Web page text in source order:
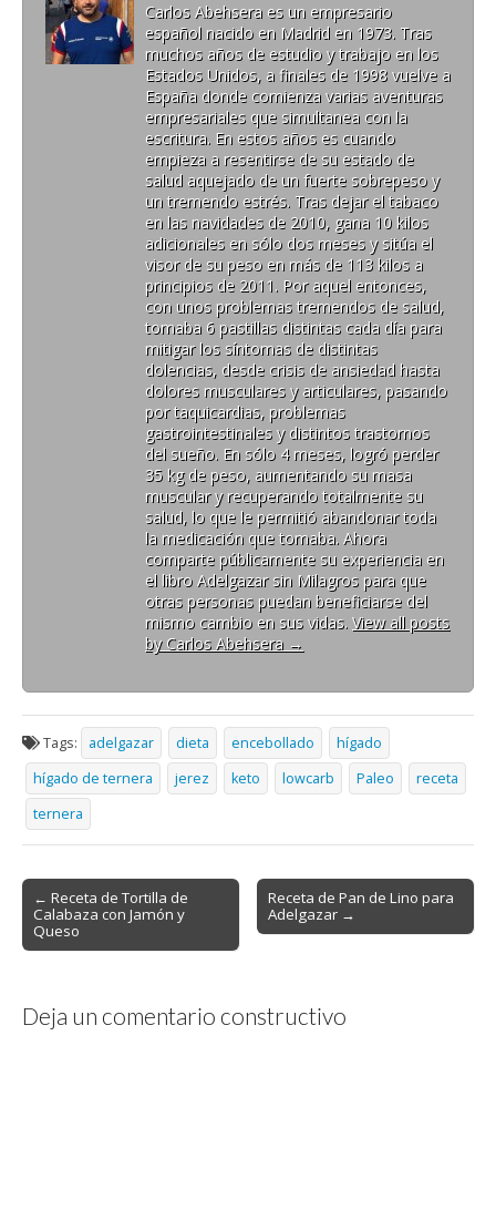
Carlos Abehsera es un empresario
español nacido en Madrid en 1973. Tras
muchos años de estudio y trabajo en los
Estados Unidos, a finales de 1998 vuelve a
España donde comienza varias aventuras
empresariales que simultanea con la
escritura. En estos años es cuando
empieza a resentirse de su estado de
salud aquejado de un fuerte sobrepeso y
un tremendo estrés. Tras dejar el tabaco
en las navidades de 2010, gana 10 kilos
adicionales en sólo dos meses y sitúa el
visor de su peso en más de 113 kilos a
principios de 2011. Por aquel entonces,
con unos problemas tremendos de salud,
tomaba 6 pastillas distintas cada día para
mitigar los síntomas de distintas
dolencias, desde crisis de ansiedad hasta
dolores musculares y articulares, pasando
por taquicardias, problemas
gastrointestinales y distintos trastornos
del sueño. En sólo 4 meses, logró perder
35 kg de peso, aumentando su masa
muscular y recuperando totalmente su
salud, lo que le permitió abandonar toda
la medicación que tomaba. Ahora
comparte públicamente su experiencia en
el libro Adelgazar sin Milagros para que
otras personas puedan beneficiarse del
mismo cambio en sus vidas. View all posts
by Carlos Abehsera →
Tags: adelgazar dieta encebollado
hígado
hígado de ternera
jerez keto lowcarb Paleo
receta
ternera
Post
navigation
← Receta de Tortilla de
Calabaza con Jamón y
Queso
Receta de Pan de Lino para
Adelgazar →
Deja un comentario constructivo